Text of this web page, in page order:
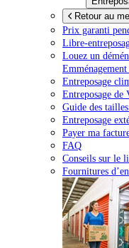
Retour au
Prix garanti
Libre-
Louez un
Entreposage
Entreposage de
Guide des
Entreposage
Payer ma
FAQ
Conseils sur le
Fournitures